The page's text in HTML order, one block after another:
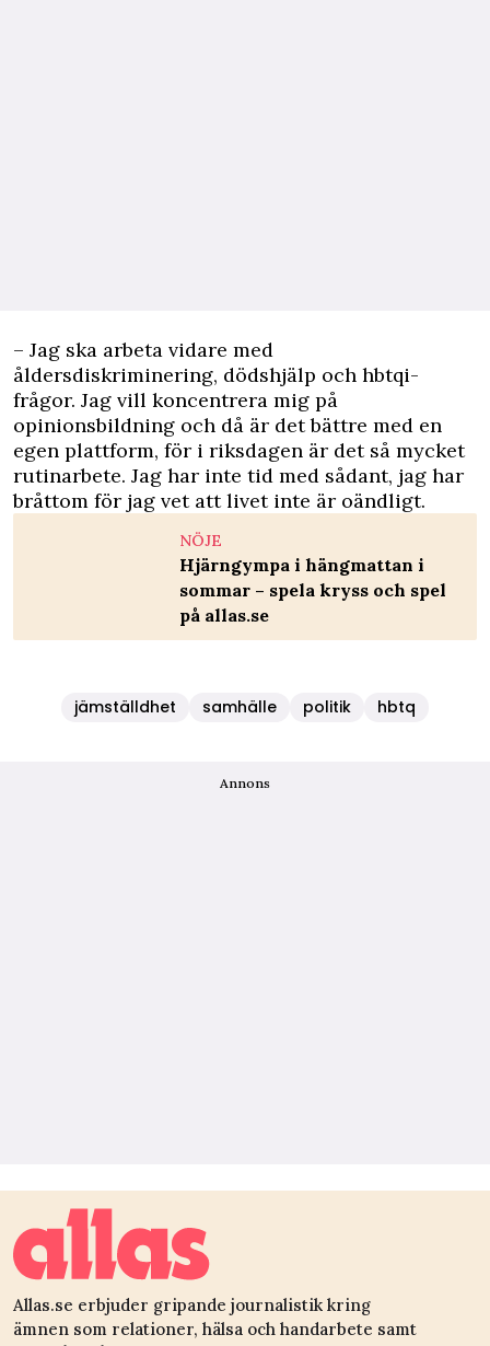
– Jag ska arbeta vidare med
åldersdiskriminering, dödshjälp och hbtqi-
frågor. Jag vill koncentrera mig på
opinionsbildning och då är det bättre med en
egen plattform, för i riksdagen är det så mycket
rutinarbete. Jag har inte tid med sådant, jag har
bråttom för jag vet att livet inte är oändligt.
NÖJE
Hjärngympa i hängmattan i
sommar – spela kryss och spel
på allas.se
jämställdhet samhälle politik hbtq
Annons
Allas.se erbjuder gripande journalistik kring
ämnen som relationer, hälsa och handarbete samt